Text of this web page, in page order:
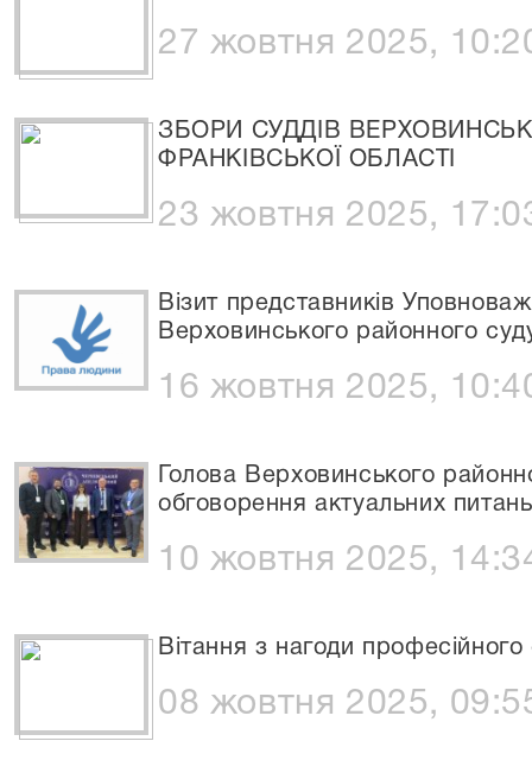
27 жовтня 2025,
ЗБОРИ СУДДІВ
ФРАНКІВСЬКОЇ ОБЛАСТІ
23 жовтня 2025,
Візит представників
Верховинського районного
16 жовтня 2025,
Голова Верховинського
обговорення актуальних
10 жовтня 2025,
Вітання з нагоди
08 жовтня 2025,